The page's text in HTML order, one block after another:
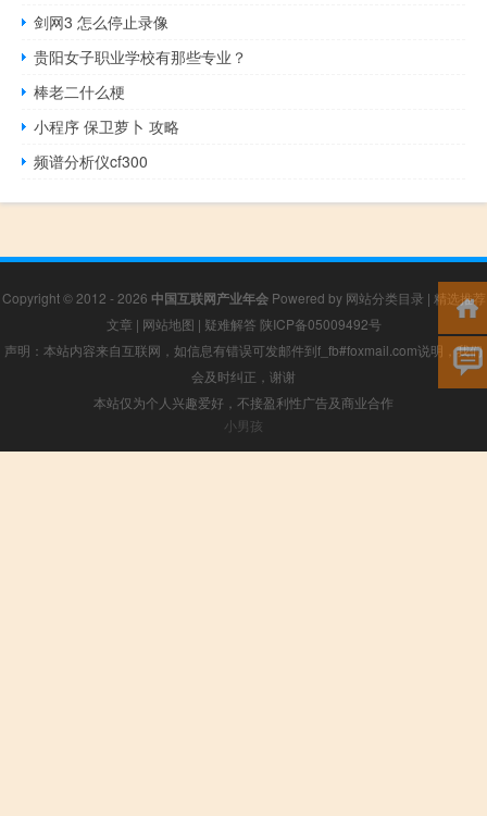
剑网3 怎么停止录像
贵阳女子职业学校有那些专业？
棒老二什么梗
小程序 保卫萝卜 攻略
频谱分析仪cf300
Copyright © 2012 - 2026 中国互联网产业年会Powered by 网站分类目录 | 精选推荐
文章 | 网站地图 | 疑难解答 陕ICP备05009492号
声明：本站内容来自互联网，如信息有错误可发邮件到f_fb#foxmail.com说明，我们
会及时纠正，谢谢
本站仅为个人兴趣爱好，不接盈利性广告及商业合作
小男孩